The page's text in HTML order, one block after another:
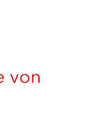
von